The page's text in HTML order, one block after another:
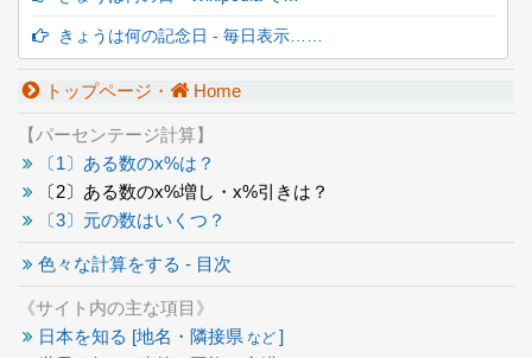
きょうは何の記念日 - 毎日表示……
トップページ・ Home
【パーセンテージ計算】
〔1〕ある数のx%は？
〔2〕ある数のx%増し・x%引きは？
〔3〕元の数はいくつ？
色々な計算をする - 目次
《サイト内の主な項目》
日本を知る [地名・隣接県 など ]